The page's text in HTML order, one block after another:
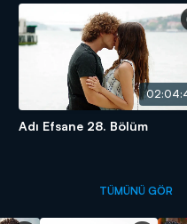
Adı Efsane 28. Bölüm
TÜMÜNÜ GÖR